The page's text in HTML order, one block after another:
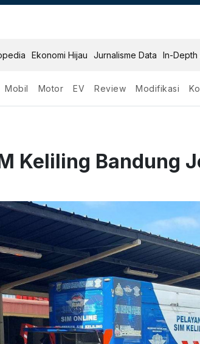
Ekonomi Hijau Jurnalisme Data In-Depth
Mobil Motor EV Review Modifikasi
Keliling Bandung